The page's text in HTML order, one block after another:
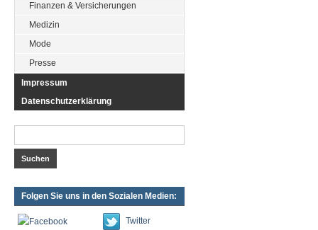
Finanzen & Versicherungen
Medizin
Mode
Presse
Impressum
Datenschutzerklärung
Folgen Sie uns in den Sozialen Medien:
Twitter